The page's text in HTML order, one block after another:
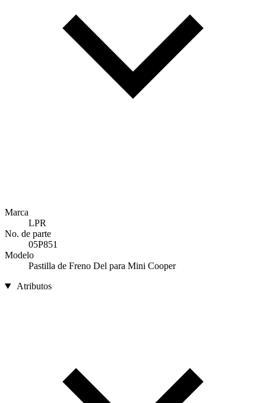
Marca
LPR
No. de parte
05P851
Modelo
Pastilla de Freno Del para Mini Cooper
Atributos